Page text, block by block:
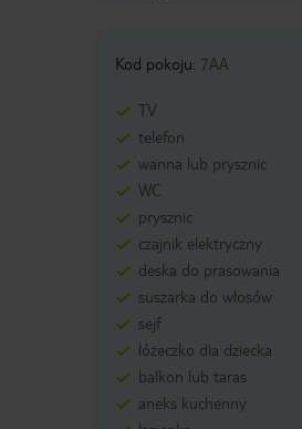
Kod pokoju: 7AA
TV
telefon
wanna lub prysznic
WC
prysznic
czajnik elektryczny
deska do prasowania
suszarka do włosów
sejf
łóżeczko dla dziecka
balkon lub taras
aneks kuchenny